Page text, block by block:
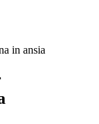
in ansia